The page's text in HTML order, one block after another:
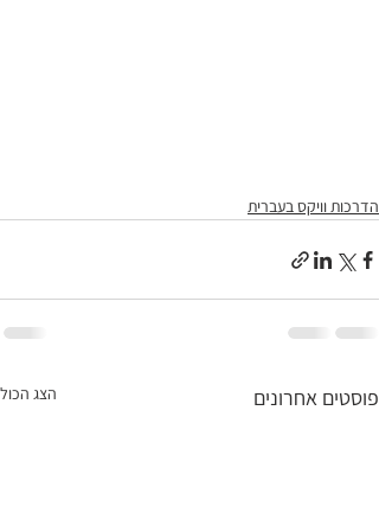
הדרכות וויקס בעברית
פוסטים אחרונים הצג הכול